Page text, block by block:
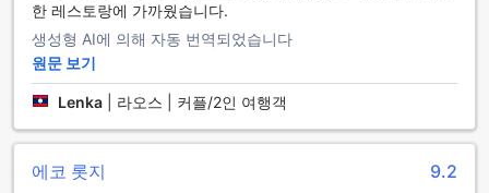
꽁로 에코 로지는 코운 캄에서 맛있는 요리와 아름다운 전망을
즐길 수 있는 레스토랑을 제공합니다. 이 호텔은 지역의 신선한
재료를 사용하여 다양한 요리를 제공하며, 라오스의 전통적인
맛을 경험할 수 있습니다. 레스토랑은 아름다운 자연환경을 감
상할 수 있는 테라스가 있어 식사를 즐기는 동안 편안한 분위기
를 느낄 수 있습니다. 또한, 친절하고 전문적인 스태프들이 최상
비해드립니다. 꽁로 에코 로지의 레스토랑에서 특별한 순간을
한 레스토랑에 가까웠습니다.
생성형 AI에 의해 자동 번역되었습니다
원문 보기
Lenka 라오스 | 커플/2인 여행객
에코 롯지 9.2